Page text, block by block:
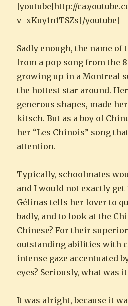
[youtube]http://
v=xKuy1n1TSZs[/youtube]
Sadly enough, the name of
from a pop song from the
growing up in a Montreal
the hottest star around.
generous shapes, made
kitsch. But as a boy of
her “Les Chinois” song
attention.
Typically, schoolmates
and I would not exactly
Gélinas tells her lover to
badly, and to look at the
Chinese? For their
outstanding abilities with
intense gaze accentuated
eyes? Seriously, what was
It was alright, because it